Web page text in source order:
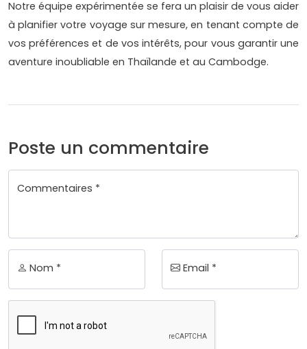
Notre équipe expérimentée se fera un plaisir de vous aider
à planifier votre voyage sur mesure, en tenant compte de
vos préférences et de vos intérêts, pour vous garantir une
aventure inoubliable en Thaïlande et au Cambodge.
Poste un commentaire
Commentaires *
Nom * Email *